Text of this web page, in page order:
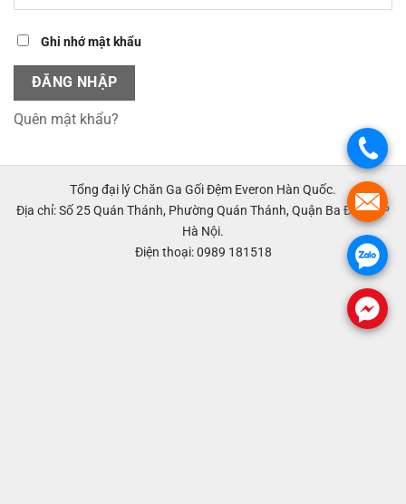
Ghi nhớ mật khẩu
ĐĂNG NHẬP
Quên mật khẩu?
Tổng đại lý Chăn Ga Gối Đệm Everon Hàn Quốc.
Địa chỉ: Số 25 Quán Thánh, Phường Quán Thánh, Quận Ba Đình, TP
Hà Nội.
Điện thoại: 0989 181518
.
.
.
.